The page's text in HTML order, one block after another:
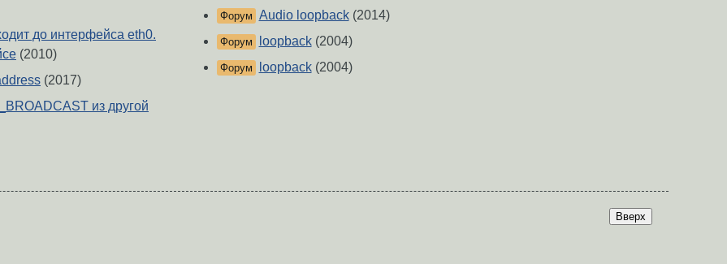
до интерфейса eth0.
(2010)
(2017)
из другой
Форум Audio loopback(2014)
Форум loopback(2004)
Форум loopback(2004)
Вверх